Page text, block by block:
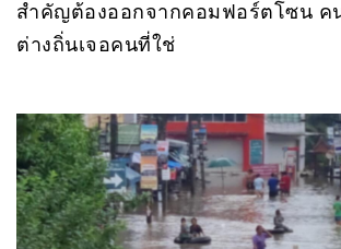
สำคัญต้องออกจากคอมฟอร์ตโซน ค
ต่างถิ่นเจอคนที่ใช่